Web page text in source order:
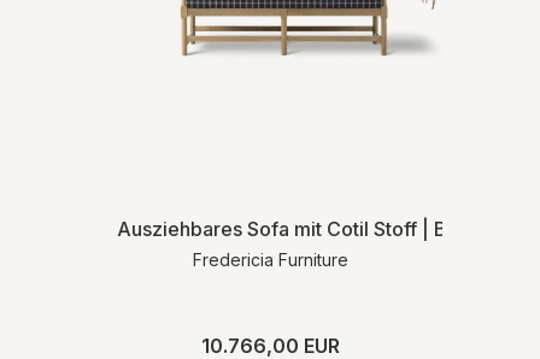
Ausziehbares Sofa mit Cotil Stoff | Blau |
Fredericia Furniture
10.766,00 EUR